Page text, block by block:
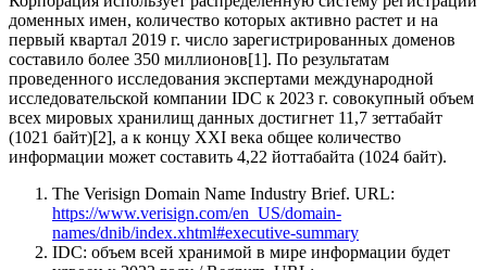
доменных имен, количество которых активно растет и на
первый квартал 2019 г. число зарегистрированных доменов
составило более 350 миллионов[1]. По результатам
проведенного исследования экспертами международной
исследовательской компании IDC к 2023 г. совокупный объем
всех мировых хранилищ данных достигнет 11,7 зеттабайт
(1021 байт)[2], а к концу XXI века общее количество
информации может составить 4,22 йоттабайта (1024 байт).
The Verisign Domain Name Industry Brief. URL:
https://www.verisign.com/en_US/domain-
names/dnib/index.xhtml#executive-summary
IDC: объем всей хранимой в мире информации будет